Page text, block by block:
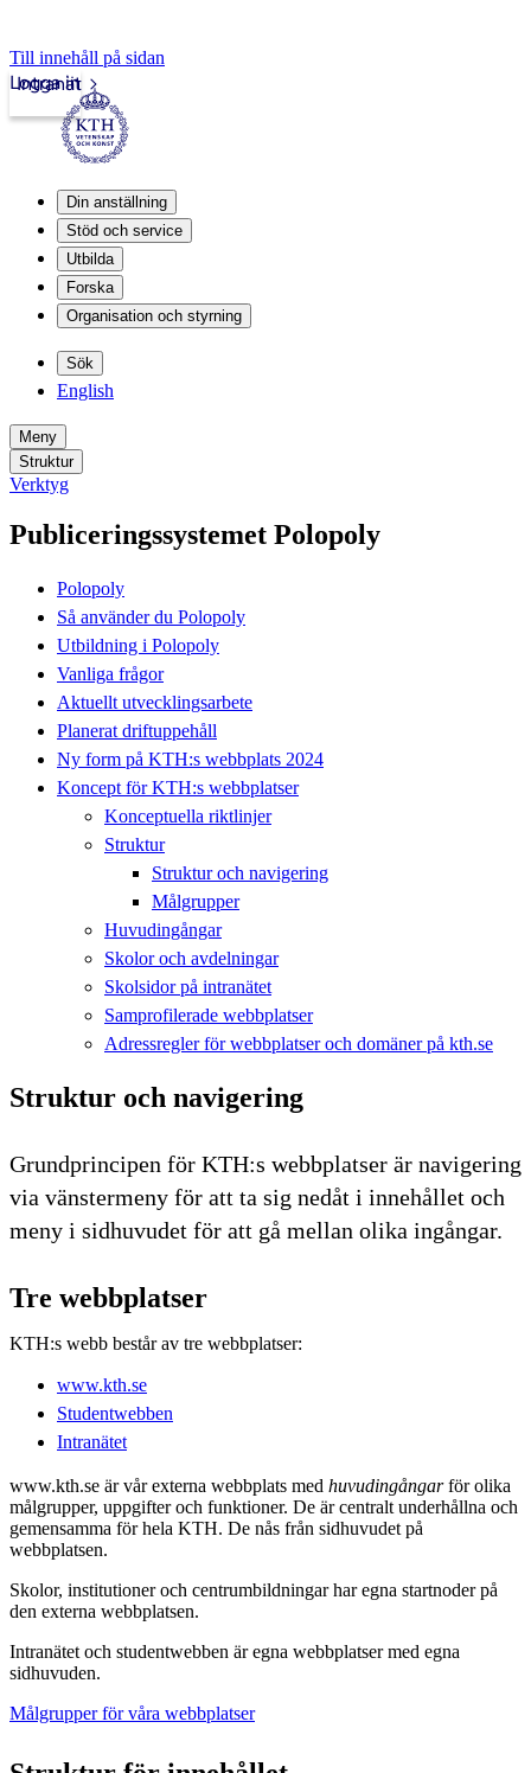
Till innehåll på sidan
Intranät
Logga in
Din anställning
Stöd och service
Utbilda
Forska
Organisation och styrning
Sök
English
Meny
Struktur
Verktyg
Publiceringssystemet Polopoly
Polopoly
Så använder du Polopoly
Utbildning i Polopoly
Vanliga frågor
Aktuellt utvecklingsarbete
Planerat driftuppehåll
Ny form på KTH:s webbplats 2024
Koncept för KTH:s webbplatser
Konceptuella riktlinjer
Struktur
Struktur och navigering
Målgrupper
Huvudingångar
Skolor och avdelningar
Skolsidor på intranätet
Samprofilerade webbplatser
Adressregler för webbplatser och domäner på kth.se
Struktur och navigering
Grundprincipen för KTH:s webbplatser är navigering
via vänstermeny för att ta sig nedåt i innehållet och
meny i sidhuvudet för att gå mellan olika ingångar.
Tre webbplatser
KTH:s webb består av tre webbplatser:
www.kth.se
Studentwebben
Intranätet
www.kth.se är vår externa webbplats med huvudingångarför olika
målgrupper, uppgifter och funktioner. De är centralt underhållna och
gemensamma för hela KTH. De nås från sidhuvudet på
webbplatsen.
Skolor, institutioner och centrumbildningar har egna startnoder på
den externa webbplatsen.
Intranätet och studentwebben är egna webbplatser med egna
sidhuvuden.
Målgrupper för våra webbplatser